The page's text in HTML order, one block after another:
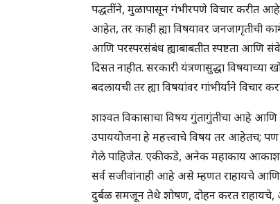
पद्धतींने, मुळापासून गंभीरपणे विचार करीत
आहेत, तर काही ह्या विषयावर जनजागृतीची
आणि परस्परसंबंध ह्याबाबतीत स्पष्टता आणि
दिसत नाहीत. सरकारी यंत्रणासुद्धा विषयाच्या
बदलायची तर ह्या विषयांवर गांभीर्याने
शाश्वत विकासाचा विषय गुंतागुंतीचा आहे आणि
उपाययोजना हे महत्त्वाचे विषय तर आहेतच;
गेले पाहिजेत. एकीकडे, अनेक महाकाय
सर्व सजीवांनाही आहे असे म्हणत राहायचे
दुर्बळ समजून तेथे शोषण, दोहन करत राहायचे,